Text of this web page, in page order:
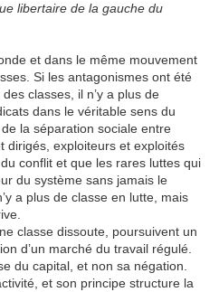
libertaire de la gauche du
et dans le même mouvement
Si les antagonismes ont été
classes, il n’y a plus de
dans le véritable sens du
la séparation sociale entre
dirigés, exploiteurs et exploités
conflit et que les rares luttes qui
du système sans jamais le
a plus de classe en lutte, mais
classe dissoute, poursuivent un
d’un marché du travail régulé.
du capital, et non sa négation.
et son principe structure la